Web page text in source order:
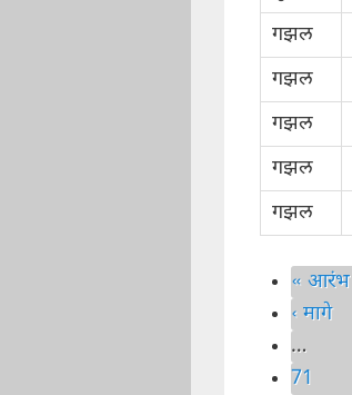
गझल
गझल
गझल
गझल
गझल
Pages
« आरंभ
‹ मागे
…
71